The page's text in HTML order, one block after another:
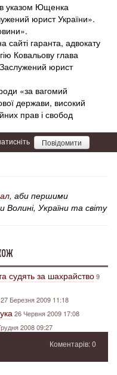
указом Ющенка
юрист України».
сайті гаранта, адвокату
Ковальову глава
юрист
«за вагомий
держави, високий
прав і свобод
Повідомити
, аби першими
Волині, України та світу
судять за шахрайство9
27 Березня 2009 11:18
26 Червня 2009 17:08
2008 09:27
Коментарів: 0